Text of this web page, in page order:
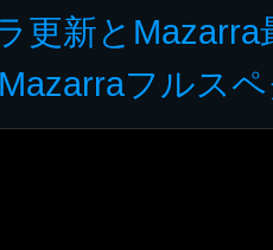
更新とMazarra
フルス